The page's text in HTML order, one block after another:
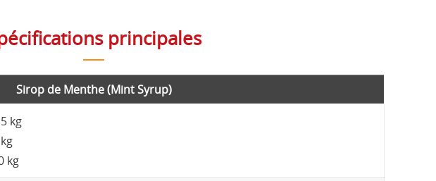
principales
Sirop de Menthe (Mint Syrup)
kg
kg